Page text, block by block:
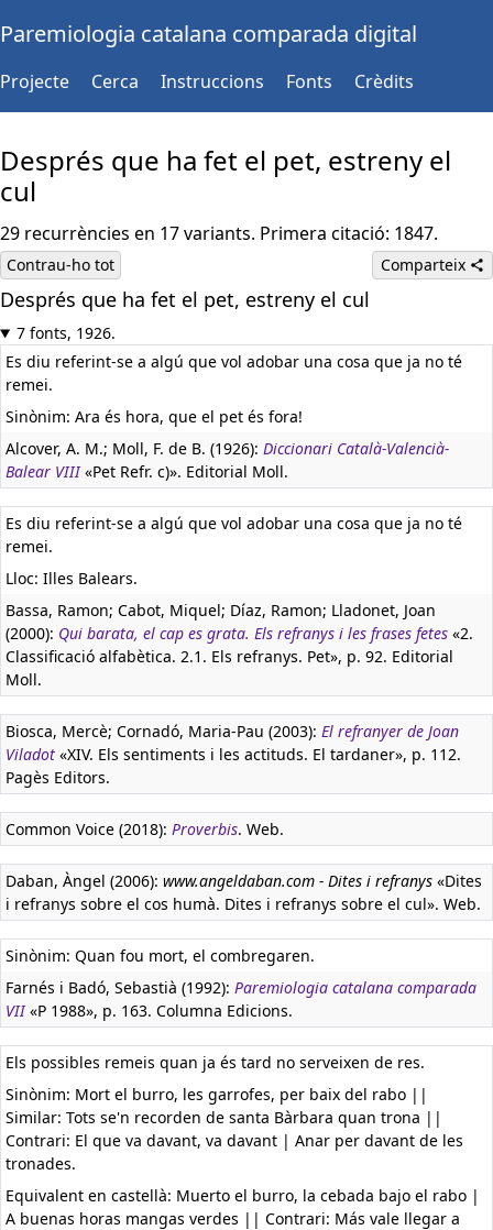
Paremiologia catalana comparada digital
Projecte Cerca Instruccions Fonts Crèdits
Després que ha fet el pet, estreny el
cul
29 recurrències en 17 variants. Primera citació: 1847.
Contrau-ho tot Comparteix
Després que ha fet el pet, estreny el cul
7 fonts, 1926.
Es diu referint-se a algú que vol adobar una cosa que ja no té
remei.
Sinònim: Ara és hora, que el pet és fora!
Alcover, A. M.; Moll, F. de B. (1926): Diccionari Català-Valencià-
Balear VIII«Pet Refr. c)». Editorial Moll.
Es diu referint-se a algú que vol adobar una cosa que ja no té
remei.
Lloc: Illes Balears.
Bassa, Ramon; Cabot, Miquel; Díaz, Ramon; Lladonet, Joan
(2000): Qui barata, el cap es grata. Els refranys i les frases fetes «2.
Classificació alfabètica. 2.1. Els refranys. Pet», p. 92. Editorial
Moll.
Biosca, Mercè; Cornadó, Maria-Pau (2003): El refranyer de Joan
Viladot «XIV. Els sentiments i les actituds. El tardaner», p. 112.
Pagès Editors.
Common Voice (2018): Proverbis. Web.
Daban, Àngel (2006): www.angeldaban.com - Dites i refranys «Dites
i refranys sobre el cos humà. Dites i refranys sobre el cul». Web.
Sinònim: Quan fou mort, el combregaren.
Farnés i Badó, Sebastià (1992): Paremiologia catalana comparada
VII«P 1988», p. 163. Columna Edicions.
Els possibles remeis quan ja és tard no serveixen de res.
Sinònim: Mort el burro, les garrofes, per baix del rabo ||
Similar: Tots se'n recorden de santa Bàrbara quan trona ||
Contrari: El que va davant, va davant | Anar per davant de les
tronades.
Equivalent en castellà: Muerto el burro, la cebada bajo el rabo |
A buenas horas mangas verdes || Contrari: Más vale llegar a